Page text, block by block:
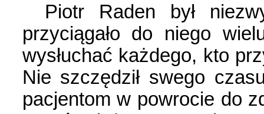
Piotr Raden był
przyciągało do niego
wysłuchać każdego, kto
Nie szczędził swego
pacjentom w powrocie do